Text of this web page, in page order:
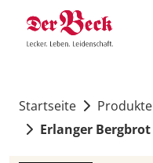
Startseite Produkte
Erlanger Bergbrot